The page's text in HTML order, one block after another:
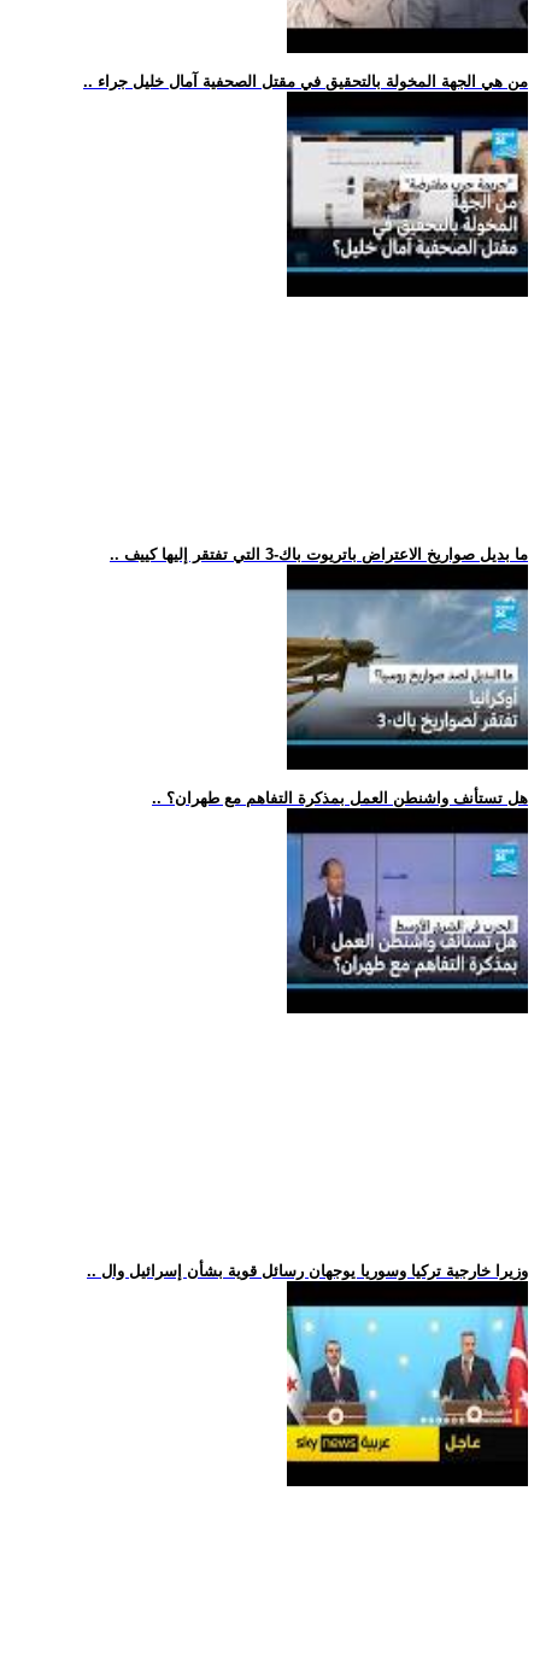
.. من هي الجهة المخولة بالتحقيق في مقتل الصحفية آمال خليل جراء
.. ما بديل صواريخ الاعتراض باتريوت باك-3 التي تفتقر إليها كييف
.. هل تستأنف واشنطن العمل بمذكرة التفاهم مع طهران؟
.. وزيرا خارجية تركيا وسوريا يوجهان رسائل قوية بشأن إسرائيل وال